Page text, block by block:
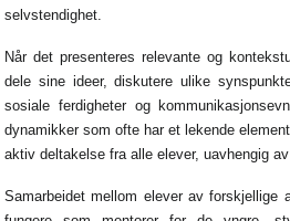
selvstendighet.
Når det presenteres relevante og
dele sine ideer, diskutere ulike
sosiale ferdigheter og
dynamikker som ofte har et lekende
aktiv deltakelse fra alle elever, uavhengig
Samarbeidet mellom elever av